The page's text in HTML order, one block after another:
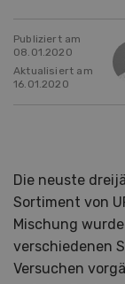
Publiziert am
08.01.2020
Aktualisiert am
16.01.2020
Die neuste
Sortiment von
Mischung
verschiedenen
Versuchen